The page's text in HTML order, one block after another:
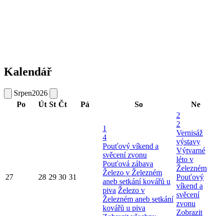
Kalendář
Srpen2026
Po
Út St Čt Pá So Ne
27 28 29 30 31
1
4
Pouťový víkend a
svěcení zvonu
Pouťová zábava
Železo v Železném
aneb setkání kovářů u
piva Železo v
Železném aneb setkání
kovářů u piva
2
2
Vernisáž
výstavy
Výtvarné
léto v
Železném
Pouťový
víkend a
svěcení
zvonu
Zobrazit